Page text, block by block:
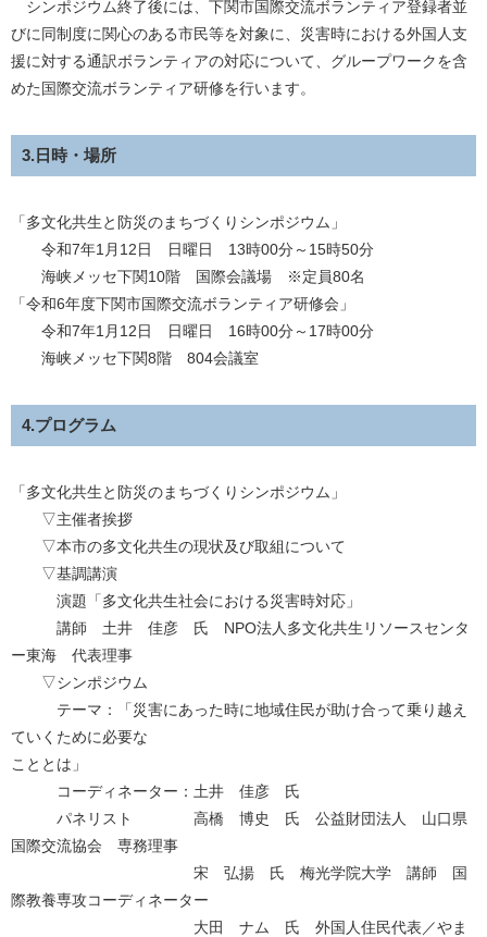
シンポジウム終了後には、下関市国際交流ボランティア登録者並
びに同制度に関心のある市民等を対象に、災害時における外国人支
援に対する通訳ボランティアの対応について、グループワークを含
めた国際交流ボランティア研修を行います。
3.日時・場所
「多文化共生と防災のまちづくりシンポジウム」
令和7年1月12日 日曜日 13時00分～15時50分
海峡メッセ下関10階 国際会議場 ※定員80名
「令和6年度下関市国際交流ボランティア研修会」
令和7年1月12日 日曜日 16時00分～17時00分
海峡メッセ下関8階 804会議室
4.プログラム
「多文化共生と防災のまちづくりシンポジウム」
▽主催者挨拶
▽本市の多文化共生の現状及び取組について
▽基調講演
演題「多文化共生社会における災害時対応」
講師 土井 佳彦 氏 NPO法人多文化共生リソースセンタ
ー東海 代表理事
▽シンポジウム
テーマ：「災害にあった時に地域住民が助け合って乗り越え
ていくために必要な
こととは」
コーディネーター：土井 佳彦 氏
パネリスト 高橋 博史 氏 公益財団法人 山口県
国際交流協会 専務理事
宋 弘揚 氏 梅光学院大学 講師 国
際教養専攻コーディネーター
大田 ナム 氏 外国人住民代表／やま